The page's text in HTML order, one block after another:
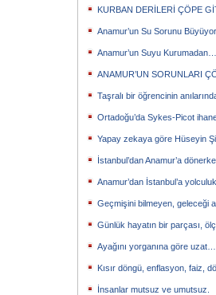
KURBAN DERİLERİ ÇÖPE
Anamur’un Su Sorunu
Anamur’un Suyu Kurumadan…
ANAMUR’UN SORUNLARI
Taşralı bir öğrencinin
Ortadoğu’da Sykes-Picot
Yapay zekaya göre Hüseyin
İstanbul’dan Anamur’a
Anamur’dan İstanbul’a yolculuk
Geçmişini bilmeyen, geleceği
Günlük hayatın bir parçası,
Ayağını yorganına göre uzat….
Kısır döngü, enflasyon, faiz,
İnsanlar mutsuz ve umutsuz.